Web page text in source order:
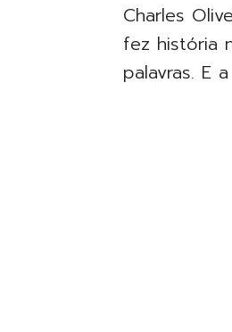
Charles
fez história
palavras. E